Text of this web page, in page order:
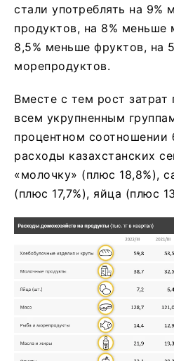
стали употреблять на 9%
продуктов, на 8% меньше
8,5% меньше фруктов, на
морепродуктов.
Вместе с тем рост затрат
всем укрупненным
процентном соотношении
расходы казахстанских
«молочку» (плюс 18,8%),
(плюс 17,7%), яйца (плюс